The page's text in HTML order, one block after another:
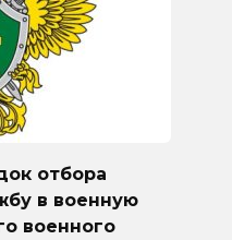
отбора
в военную
военного